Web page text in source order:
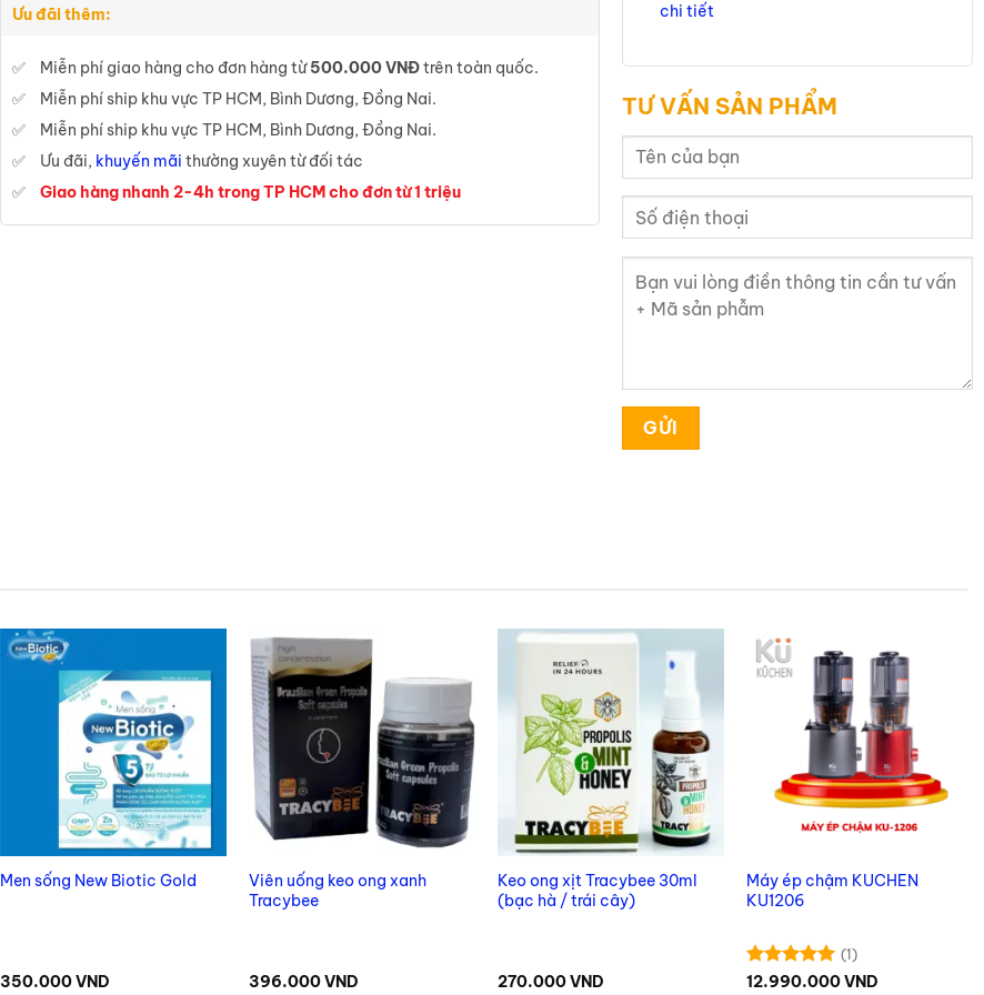
Ưu đãi thêm:
Miễn phí giao hàng cho đơn hàng từ500.000 VNĐtrên toàn quốc.
Miễn phí ship khu vực TP HCM, Bình Dương, Đồng Nai.
Miễn phí ship khu vực TP HCM, Bình Dương, Đồng Nai.
Ưu đãi, khuyến mãi thường xuyên từ đối tác
Giao hàng nhanh 2-4h trong TP HCM cho đơn từ 1 triệu
chi tiết
TƯ VẤN SẢN PHẨM
Men sống New Biotic Gold
350.000VND
Viên uống keo ong xanh
Tracybee
396.000VND
Keo ong xịt Tracybee 30ml
(bạc hà / trái cây)
270.000VND
Máy ép chậm KUCHEN
KU1206
Được xếp
(1)
12.990.000VND